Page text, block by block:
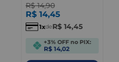
R$ 14,90
R$ 14,45
1 deR$ 14,45
+3% OFF no PIX:
R$ 14,02